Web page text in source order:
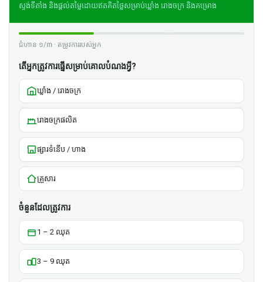
ស្ទង់ទីតាំង និងផ្តល់តម្លៃដោយឥតគិតថ្លៃសម្រាប់ឃ្លាំង រោងចក្រ និងគម្រោង
ជំហាន ១/៣ · តម្រូវការរបស់អ្នក
តើអ្នកត្រូវការធ្នើសម្រាប់គោលបំណងអ្វី?
ឃ្លាំង / រោងចក្រ
រោងចក្រផលិត
ផ្សារទំនើប / ហាង
គ្រួសារ
ចំនួនដែលត្រូវការ
1 – 2 ឈុត
3 – 9 ឈុត